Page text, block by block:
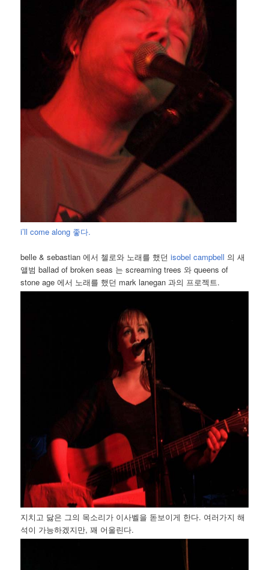
i’ll come along 좋다.
belle & sebastian 에서 첼로와 노래를 했던isobel campbell 의 새
앨범 ballad of broken seas 는 screaming trees 와 queens of
stone age 에서 노래를 했던 mark lanegan 과의 프로젝트.
지치고 닳은 그의 목소리가 이사벨을 돋보이게 한다. 여러가지 해
석이 가능하겠지만, 꽤 어울린다.